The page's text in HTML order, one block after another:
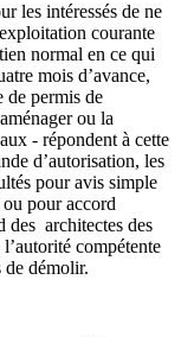
les intéressés de ne
courante
normal en ce qui
mois d’avance,
de permis de
ou la
- répondent à cette
d’autorisation, les
pour avis simple
pour accord
des architectes des
compétente
démolir.